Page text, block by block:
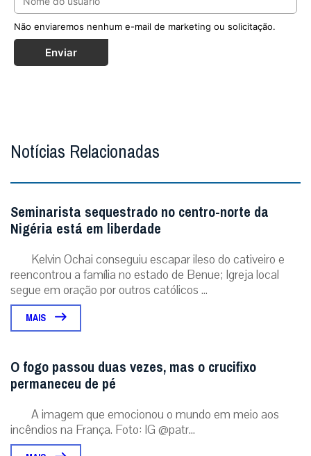
Não enviaremos nenhum e-mail de marketing ou solicitação.
Enviar
Notícias Relacionadas
Seminarista sequestrado no centro-norte da
Nigéria está em liberdade
Kelvin Ochai conseguiu escapar ileso do cativeiro e
reencontrou a família no estado de Benue; Igreja local
segue em oração por outros católicos ...
MAIS
O fogo passou duas vezes, mas o crucifixo
permaneceu de pé
A imagem que emocionou o mundo em meio aos
incêndios na França. Foto: IG @patr...